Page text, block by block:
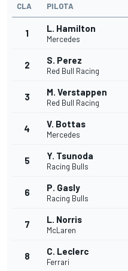
CLA PILOTA
1 L. Hamilton
Mercedes
2 S. Perez
Red Bull Racing
3 M. Verstappen
Red Bull Racing
4 V. Bottas
Mercedes
5 Y. Tsunoda
Racing Bulls
6 P. Gasly
Racing Bulls
7 L. Norris
McLaren
8 C. Leclerc
Ferrari